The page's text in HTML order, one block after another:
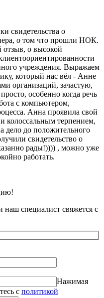
свидетельства о
о том что прошли НОК.
отзыв, о высокой
учреждения. Выражаем
который нас вёл - Анне
организаций, зачастую,
особенно когда речь
с компьютером,
Анна проявила свой
колоссальным терпением,
дело до положительного
свидетельство о
рады!)))) , можно уже
работать.
наш специалист свяжется с
Нажимая
с политикой